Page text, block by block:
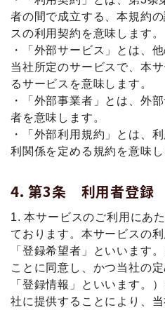
者の間で成立する、本規約
スの利用契約を意味します。
・「外部サービス」とは、
当社所定のサービスで、本
るサービスを意味します。
・「外部事業者」とは、外
者を意味します。
・「外部利用規約」とは、
利関係を定める規約を意味し
第3条 利用者登録
1. 本サービスのご利用にあ
ております。本サービスの
「登録希望者」といいます
ことに同意し、かつ当社の
「登録情報」といいます。
社に提供することにより、